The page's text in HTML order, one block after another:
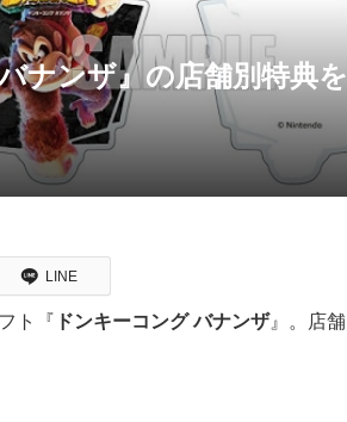
ナンザ』の店舗別特典を
LINE
ト『 ドンキーコング バナンザ』。店舗